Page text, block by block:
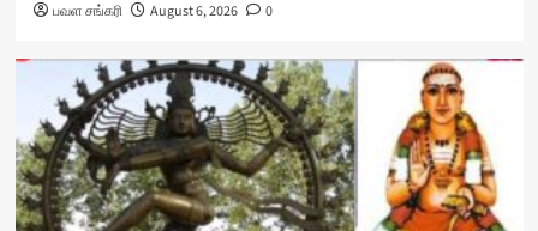
பவள சங்கரி August 6, 2026 0